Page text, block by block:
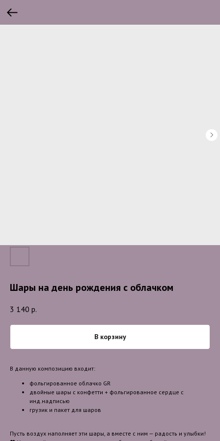
Шары на день рождения с облачком
3 140 р.
В корзину
В данную композицию входит:
фольгированное облачко GR
двойные шары с конфетти + фольгированное сердце с
инд.надписью
грузик и пакет для шаров
Пусть воздух наполняет эти шары, а вместе с ним — радость и улыбки!